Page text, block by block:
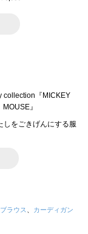
ラウス
カーディガン